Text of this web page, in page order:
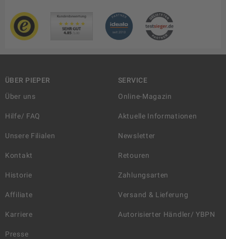
ÜBER PIEPER
Über uns
Hilfe/ FAQ
Unsere Filialen
Kontakt
Historie
Affiliate
Karriere
Presse
SERVICE
Online-Magazin
Aktuelle Informationen
Newsletter
Retouren
Zahlungsarten
Versand & Lieferung
Autorisierter Händler/ YBPN